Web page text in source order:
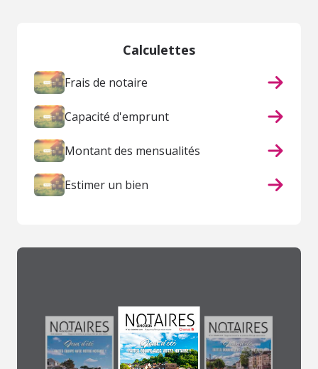
Calculettes
Frais de notaire
Capacité d'emprunt
Montant des mensualités
Estimer un bien